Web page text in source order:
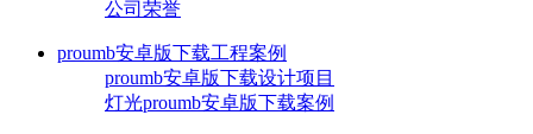
公司荣誉
proumb安卓版下载工程案例
proumb安卓版下载设计项目
灯光proumb安卓版下载案例